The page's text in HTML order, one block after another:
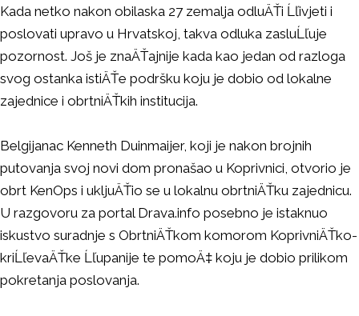
Kada netko nakon obilaska 27 zemalja odluÄŤi Ĺľivjeti i
poslovati upravo u Hrvatskoj, takva odluka zasluĹľuje
pozornost. Još je znaÄŤajnije kada kao jedan od razloga
svog ostanka istiÄŤe podršku koju je dobio od lokalne
zajednice i obrtniÄŤkih institucija.
Belgijanac Kenneth Duinmaijer, koji je nakon brojnih
putovanja svoj novi dom pronašao u Koprivnici, otvorio je
obrt KenOps i ukljuÄŤio se u lokalnu obrtniÄŤku zajednicu.
U razgovoru za portal Drava.info posebno je istaknuo
iskustvo suradnje s ObrtniÄŤkom komorom KoprivniÄŤko-
kriĹľevaÄŤke Ĺľupanije te pomoÄ‡ koju je dobio prilikom
pokretanja poslovanja.